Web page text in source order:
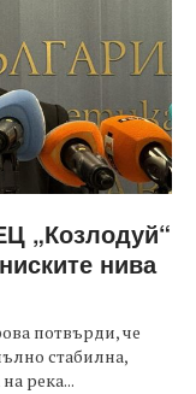
„Козлодуй“
нива
потвърди, че
стабилна,
река...